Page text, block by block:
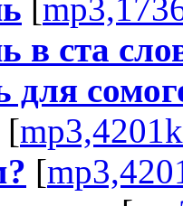
[
в ста
для
[mp3,4201k
[